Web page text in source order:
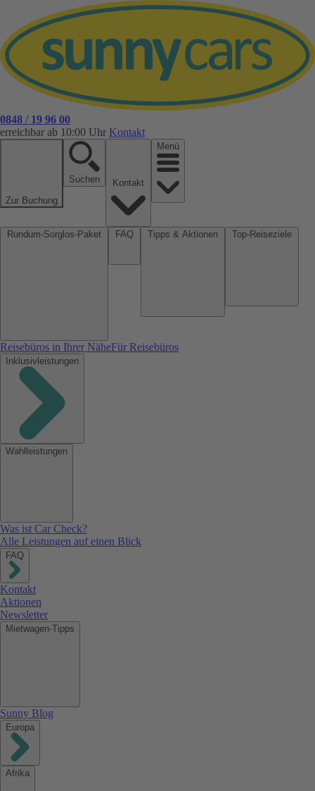
0848 / 19 96 00
erreichbar ab 10:00 Uhr Kontakt
Zur Buchung
Suchen
Menü
Reisebüros in Ihrer NäheFür Reisebüros
Inklusivleistungen
Wahlleistungen
Was ist Car Check?
Alle Leistungen auf einen Blick
FAQ
Kontakt
Aktionen
Newsletter
Mietwagen-Tipps
Sunny Blog
Europa
Afrika